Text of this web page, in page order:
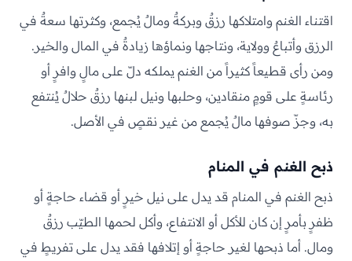
اقتناء الغنم وامتلاكها رزقٌ وبركةٌ ومالٌ يُجمع، وكثرتها سعةٌ في
الرزق وأتباعٌ وولاية، ونتاجها ونماؤها زيادةٌ في المال والخير.
ومن رأى قطيعاً كثيراً من الغنم يملكه دلّ على مالٍ وافرٍ أو
رئاسةٍ على قومٍ منقادين، وحلبها ونيل لبنها رزقٌ حلالٌ يُنتفع
به، وجزّ صوفها مالٌ يُجمع من غير نقصٍ في الأصل.
ذبح الغنم في المنام
ذبح الغنم في المنام قد يدل على نيل خيرٍ أو قضاء حاجةٍ أو
ظفرٍ بأمرٍ إن كان للأكل أو الانتفاع، وأكل لحمها الطيّب رزقٌ
ومال. أما ذبحها لغير حاجةٍ أو إتلافها فقد يدل على تفريطٍ في